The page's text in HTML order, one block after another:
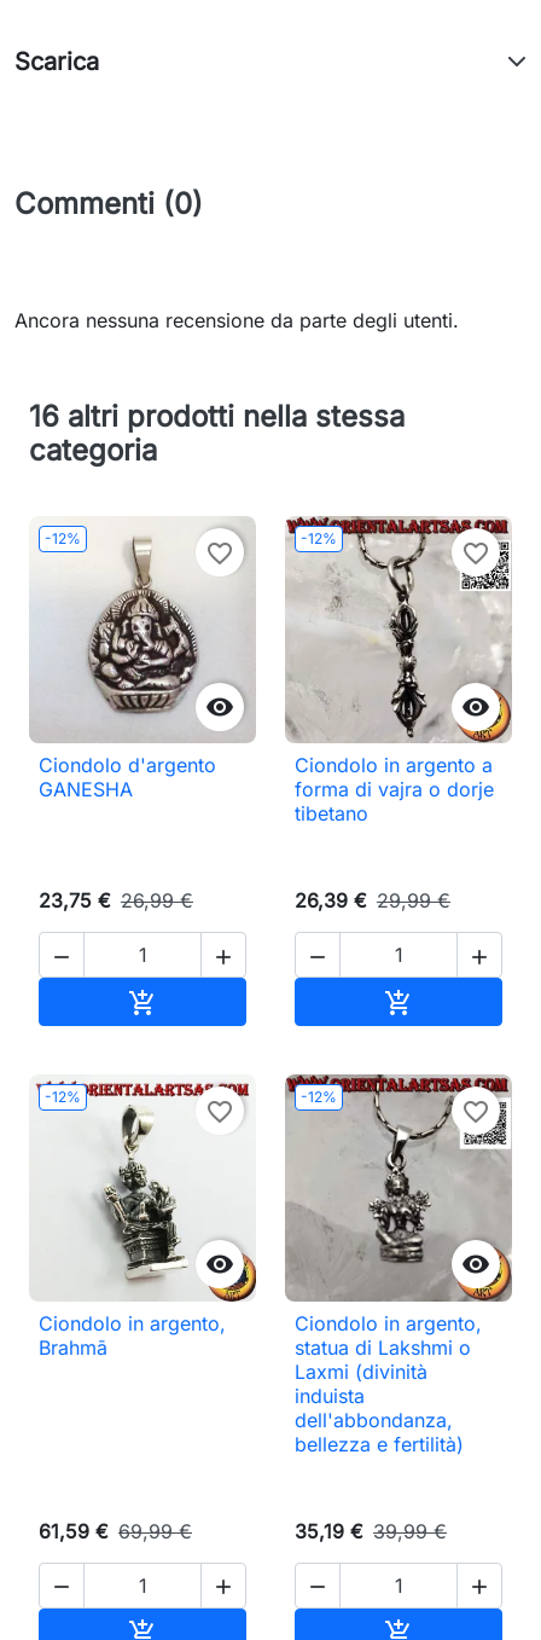
Scarica
Commenti (0)
Ancora nessuna recensione da parte degli utenti.
16 altri prodotti nella stessa
categoria
-12%

favorite_border
Ciondolo d'argento
GANESHA
23,75 € 26,99 €
 

-12%

favorite_border
Ciondolo in argento a
forma di vajra o dorje
tibetano
26,39 € 29,99 €
 

-12%

favorite_border
Ciondolo in argento,
Brahmā
61,59 € 69,99 €
 

-12%

favorite_border
Ciondolo in argento,
statua di Lakshmi o
Laxmi (divinità
induista
dell'abbondanza,
bellezza e fertilità)
35,19 € 39,99 €
 
